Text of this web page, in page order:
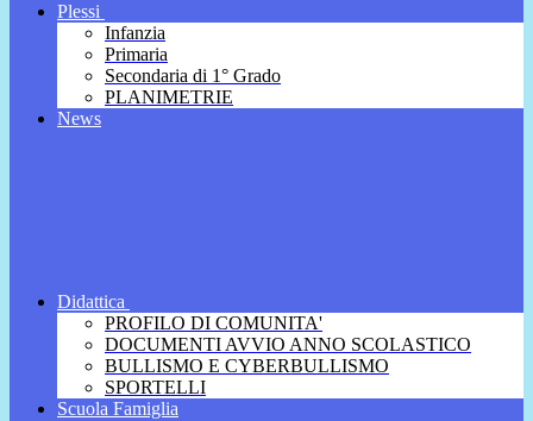
Plessi
Infanzia
Primaria
Secondaria di 1° Grado
PLANIMETRIE
News
Didattica
PROFILO DI COMUNITA'
DOCUMENTI AVVIO ANNO SCOLASTICO
BULLISMO E CYBERBULLISMO
SPORTELLI
Scuola Famiglia